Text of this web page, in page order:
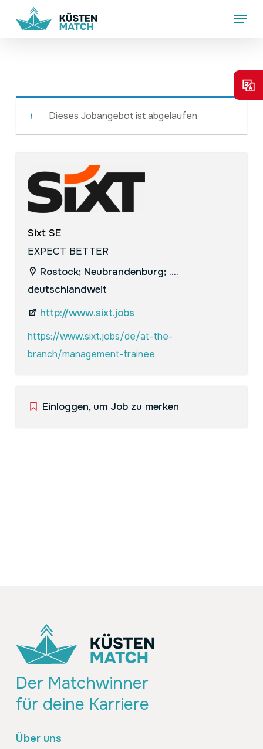
Menu
Dieses Jobangebot ist abgelaufen.
Sixt SE
EXPECT BETTER
Rostock; Neubrandenburg; ....
deutschlandweit
http://www.sixt.jobs
https://www.sixt.jobs/de/at-the-
branch/management-trainee
Einloggen, um Job zu merken
Der Matchwinner
für deine Karriere
Über uns